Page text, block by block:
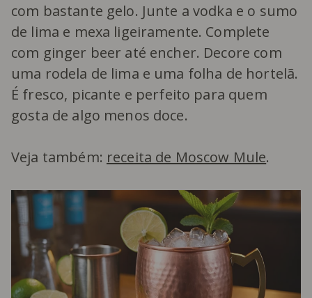
com bastante gelo. Junte a vodka e o sumo
de lima e mexa ligeiramente. Complete
com ginger beer até encher. Decore com
uma rodela de lima e uma folha de hortelã.
É fresco, picante e perfeito para quem
gosta de algo menos doce.
Veja também: receita de Moscow Mule.